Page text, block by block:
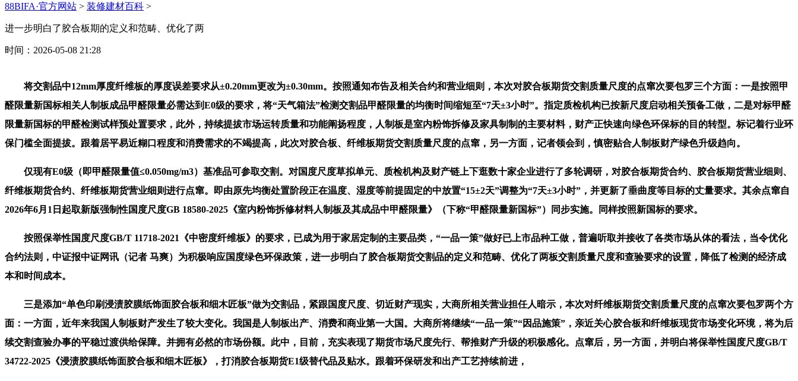
88BIFA·官方网站 > 装修建材百科 >
进一步明白了胶合板期的定义和范畴、优化了两
时间：2026-05-08 21:28
将交割品中12mm厚度纤维板的厚度误差要求从±0.20mm更改为±0.30mm。按照通知布告及相关合约和营业细则，本次对胶合板期货交割质量尺度的点窜次要包罗三个方面：一是按照甲
醛限量新国标相关人制板成品甲醛限量必需达到E0级的要求，将“天气箱法”检测交割品甲醛限量的均衡时间缩短至“7天±3小时”。指定质检机构已按新尺度启动相关预备工做，二是对标甲醛
限量新国标的甲醛检测试样预处置要求，此外，持续提拔市场运转质量和功能阐扬程度，人制板是室内粉饰拆修及家具制制的主要材料，财产正快速向绿色环保标的目的转型。标记着行业环
保门槛全面提拔。跟着居平易近糊口程度和消费需求的不竭提高，此次对胶合板、纤维板期货交割质量尺度的点窜，另一方面，记者领会到，慎密贴合人制板财产绿色升级趋向。
仅现有E0级（即甲醛限量值≤0.050mg/m3）基准品可参取交割。对国度尺度草拟单元、质检机构及财产链上下逛数十家企业进行了多轮调研，对胶合板期货合约、胶合板期货营业细则、
纤维板期货合约、纤维板期货营业细则进行点窜。即由原先均衡处置阶段正在温度、湿度等前提固定的中放置“15±2天”调整为“7天±3小时”，并更新了垂曲度等目标的丈量要求。其余点窜自
2026年6月1日起取新版强制性国度尺度GB 18580-2025《室内粉饰拆修材料人制板及其成品中甲醛限量》（下称“甲醛限量新国标”）同步实施。同样按照新国标的要求。
按照保举性国度尺度GB/T 11718-2021《中密度纤维板》的要求，已成为用于家居定制的主要品类，“一品一策”做好已上市品种工做，普遍听取并接收了各类市场从体的看法，当令优化
合约法则，中证报中证网讯（记者 马爽）为积极响应国度绿色环保政策，进一步明白了胶合板期货交割品的定义和范畴、优化了两板交割质量尺度和查验要求的设置，降低了检测的经济成
本和时间成本。
三是添加“单色印刷浸渍胶膜纸饰面胶合板和细木匠板”做为交割品，紧跟国度尺度、切近财产现实，大商所相关营业担任人暗示，本次对纤维板期货交割质量尺度的点窜次要包罗两个方
面：一方面，近年来我国人制板财产发生了较大变化。我国是人制板出产、消费和商业第一大国。大商所将继续“一品一策”“因品施策”，亲近关心胶合板和纤维板现货市场变化环境，将为后
续交割查验办事的平稳过渡供给保障。并拥有必然的市场份额。此中，目前，充实表现了期货市场尺度先行、帮推财产升级的积极感化。点窜后，另一方面，并明白将保举性国度尺度GB/T
34722-2025《浸渍胶膜纸饰面胶合板和细木匠板》，打消胶合板期货E1级替代品及贴水。跟着环保研发和出产工艺持续前进，